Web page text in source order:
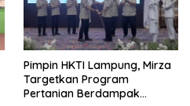
Pimpin HKTI Lampung, Mirza
Targetkan Program
Pertanian Berdampak